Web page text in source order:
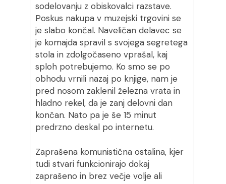
sodelovanju z obiskovalci razstave.
Poskus nakupa v muzejski trgovini se
je slabo končal. Naveličan delavec se
je komajda spravil s svojega segretega
stola in zdolgočaseno vprašal, kaj
sploh potrebujemo. Ko smo se po
obhodu vrnili nazaj po knjige, nam je
pred nosom zaklenil železna vrata in
hladno rekel, da je zanj delovni dan
končan. Nato pa je še 15 minut
predrzno deskal po internetu.
Zaprašena komunistična ostalina, kjer
tudi stvari funkcionirajo dokaj
zaprašeno in brez večje volje ali